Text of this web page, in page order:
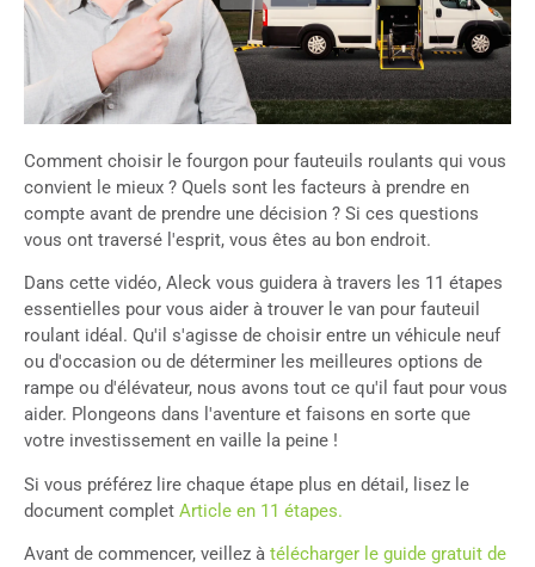
Comment choisir le fourgon pour fauteuils roulants qui vous
convient le mieux ? Quels sont les facteurs à prendre en
compte avant de prendre une décision ? Si ces questions
vous ont traversé l'esprit, vous êtes au bon endroit.
Dans cette vidéo, Aleck vous guidera à travers les 11 étapes
essentielles pour vous aider à trouver le van pour fauteuil
roulant idéal. Qu'il s'agisse de choisir entre un véhicule neuf
ou d'occasion ou de déterminer les meilleures options de
rampe ou d'élévateur, nous avons tout ce qu'il faut pour vous
aider. Plongeons dans l'aventure et faisons en sorte que
votre investissement en vaille la peine !
Si vous préférez lire chaque étape plus en détail, lisez le
document complet Article en 11 étapes.
Avant de commencer, veillez à télécharger le guide gratuit de